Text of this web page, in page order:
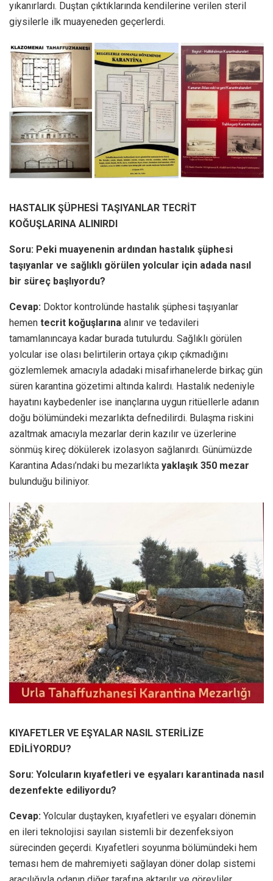
yıkanırlardı. Duştan çıktıklarında kendilerine verilen steril
giysilerle ilk muayeneden geçerlerdi.
HASTALIK ŞÜPHESİ TAŞIYANLAR TECRİT
KOĞUŞLARINA ALINIRDI
Soru: Peki muayenenin ardından hastalık şüphesi
taşıyanlar ve sağlıklı görülen yolcular için adada nasıl
bir süreç başlıyordu?
Cevap: Doktor kontrolünde hastalık şüphesi taşıyanlar
hemen tecrit koğuşlarına alınır ve tedavileri
tamamlanıncaya kadar burada tutulurdu. Sağlıklı görülen
yolcular ise olası belirtilerin ortaya çıkıp çıkmadığını
gözlemlemek amacıyla adadaki misafirhanelerde birkaç gün
süren karantina gözetimi altında kalırdı. Hastalık nedeniyle
hayatını kaybedenler ise inançlarına uygun ritüellerle adanın
doğu bölümündeki mezarlıkta defnedilirdi. Bulaşma riskini
azaltmak amacıyla mezarlar derin kazılır ve üzerlerine
sönmüş kireç dökülerek izolasyon sağlanırdı. Günümüzde
Karantina Adası’ndaki bu mezarlıkta yaklaşık 350 mezar
bulunduğu biliniyor.
KIYAFETLER VE EŞYALAR NASIL STERİLİZE
EDİLİYORDU?
Soru: Yolcuların kıyafetleri ve eşyaları karantinada nasıl
dezenfekte ediliyordu?
Cevap: Yolcular duştayken, kıyafetleri ve eşyaları dönemin
en ileri teknolojisi sayılan sistemli bir dezenfeksiyon
sürecinden geçerdi. Kıyafetleri soyunma bölümündeki hem
teması hem de mahremiyeti sağlayan döner dolap sistemi